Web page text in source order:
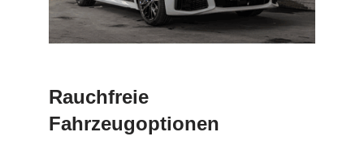
Rauchfreie
Fahrzeugoptionen